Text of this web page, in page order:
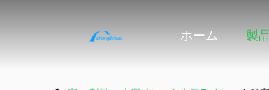
ホーム 製